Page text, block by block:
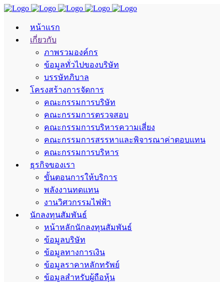
หน้าแรก
เกี่ยวกับ
ภาพรวมองค์กร
ข้อมูลทั่วไปของบริษัท
บรรษัทภิบาล
โครงสร้างการจัดการ
คณะกรรมการบริษัท
คณะกรรมการตรวจสอบ
คณะกรรมการบริหารความเสี่ยง
คณะกรรมการสรรหาและพิจารณาค่าตอบแทน
คณะกรรมการบริหาร
ธุรกิจของเรา
ขั้นตอนการให้บริการ
พลังงานทดแทน
งานวิศวกรรมไฟฟ้า
นักลงทุนสัมพันธ์
หน้าหลักนักลงทุนสัมพันธ์
ข้อมูลบริษัท
ข้อมูลทางการเงิน
ข้อมูลราคาหลักทรัพย์
ข้อมูลสำหรับผู้ถือหุ้น